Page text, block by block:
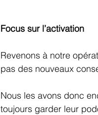
Focus sur l’activation
Revenons à notre
pas des nouveaux
Nous les avons donc
toujours garder leur